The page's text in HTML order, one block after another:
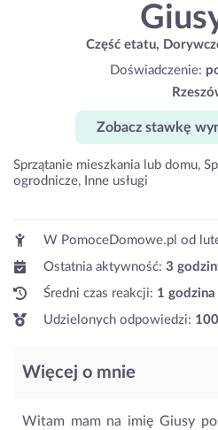
Część etatu,
Doświadczenie:
Zobacz stawkę
Sprzątanie mieszkania lub domu,
ogrodnicze, Inne usługi
W PomoceDomowe.pl od
Ostatnia aktywność: 3
Średni czas reakcji: 1 godzina
Udzielonych odpowiedzi:
Więcej o mnie
Witam mam na imię Giusy